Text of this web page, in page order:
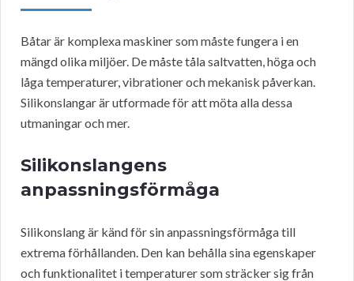
Båtar är komplexa maskiner som måste fungera i en
mängd olika miljöer. De måste tåla saltvatten, höga och
låga temperaturer, vibrationer och mekanisk påverkan.
Silikonslangar är utformade för att möta alla dessa
utmaningar och mer.
Silikonslangens
anpassningsförmåga
Silikonslang är känd för sin anpassningsförmåga till
extrema förhållanden. Den kan behålla sina egenskaper
och funktionalitet i temperaturer som sträcker sig från